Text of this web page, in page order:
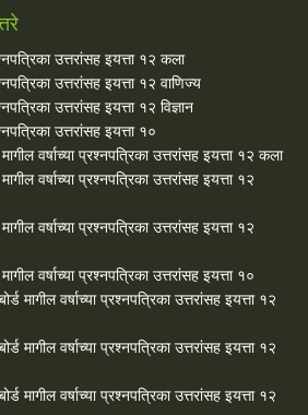
उत्तरांसह इयत्ता १२ कला
उत्तरांसह इयत्ता १२ वाणिज्य
उत्तरांसह इयत्ता १२ विज्ञान
उत्तरांसह इयत्ता १०
वर्षाच्या प्रश्‍नपत्रिका उत्तरांसह इयत्ता १२ कला
वर्षाच्या प्रश्‍नपत्रिका उत्तरांसह इयत्ता १२
वर्षाच्या प्रश्‍नपत्रिका उत्तरांसह इयत्ता १२
वर्षाच्या प्रश्‍नपत्रिका उत्तरांसह इयत्ता १०
मागील वर्षाच्या प्रश्‍नपत्रिका उत्तरांसह इयत्ता १२
मागील वर्षाच्या प्रश्‍नपत्रिका उत्तरांसह इयत्ता १२
मागील वर्षाच्या प्रश्‍नपत्रिका उत्तरांसह इयत्ता १२